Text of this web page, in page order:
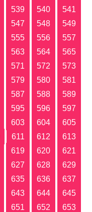
539 540
541
547 548
549
555 556
557
563 564
565
571 572
573
579 580
581
587 588
589
595 596
597
603 604
605
611 612
613
619 620
621
627 628
629
635 636
637
643 644
645
651 652
653